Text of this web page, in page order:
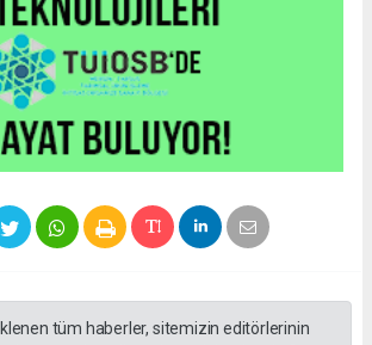
tüm haberler, sitemizin editörlerinin